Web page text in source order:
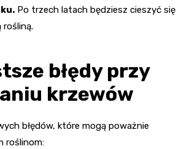
Po trzech latach będziesz cieszyć się
rośliną.
błędy przy
krzewów
błędów, które mogą poważnie
roślinom: